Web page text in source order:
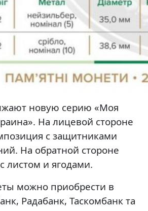
новую серию «Моя
На лицевой стороне
с защитниками
На обратной стороне
листом и ягодами.
можно приобрести в
Радабанк, Таскомбанк та